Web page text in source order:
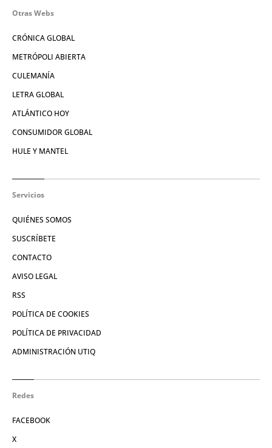
Otras Webs
CRÓNICA GLOBAL
METRÓPOLI ABIERTA
CULEMANÍA
LETRA GLOBAL
ATLÁNTICO HOY
CONSUMIDOR GLOBAL
HULE Y MANTEL
Servicios
QUIÉNES SOMOS
SUSCRÍBETE
CONTACTO
AVISO LEGAL
RSS
POLÍTICA DE COOKIES
POLÍTICA DE PRIVACIDAD
ADMINISTRACIÓN UTIQ
Redes
FACEBOOK
X